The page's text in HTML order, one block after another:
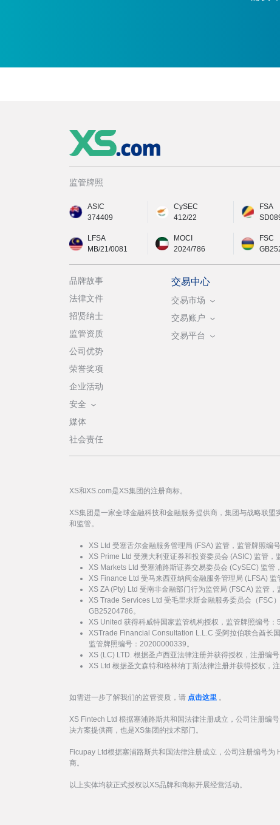
监管牌照
ASIC
374409
CySEC
412/22
FSA
LFSA
MB/21/0081
MOCI
2024/786
FSC
品牌故事
法律文件
招贤纳士
监管资质
公司优势
荣誉奖项
企业活动
安全
媒体
社会责任
交易中心
交易市场
交易账户
交易平台
XS和XS.com是XS集团的注册商标。
XS集团是一家全球金融科技和金融服务提供商，集团与战略联盟
和监管。
XS Ltd 受塞舌尔金融服务管理局 (FSA) 监管，监管牌照编号
XS Prime Ltd 受澳大利亚证券和投资委员会 (ASIC) 监管，
XS Markets Ltd 受塞浦路斯证券交易委员会 (CySEC) 监管
XS Finance Ltd 受马来西亚纳闽金融服务管理局 (LFSA) 监
XS ZA (Pty) Ltd 受南非金融部门行为监管局 (FSCA) 监管，
XS Trade Services Ltd 受毛里求斯金融服务委员会（FSC
GB25204786。
XS United 获得科威特国家监管机构授权，监管牌照编号：
XSTrade Financial Consultation L.L.C 受阿拉伯联合酋长
监管牌照编号：20200000339。
XS (LC) LTD. 根据圣卢西亚法律注册并获得授权，注册编
XS Ltd 根据圣文森特和格林纳丁斯法律注册并获得授权，
如需进一步了解我们的监管资质，请 点击这里 。
XS Fintech Ltd 根据塞浦路斯共和国法律注册成立，公司注册编
决方案提供商，也是XS集团的技术部门。
Ficupay Ltd根据塞浦路斯共和国法律注册成立，公司注册编号为
商。
以上实体均获正式授权以XS品牌和商标开展经营活动。